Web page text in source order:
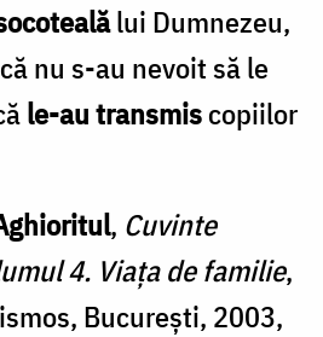
lui Dumnezeu,
nu s-au nevoit să le
le-au transmiscopiilor
, Cuvinte
4. Viața de familie,
București, 2003,